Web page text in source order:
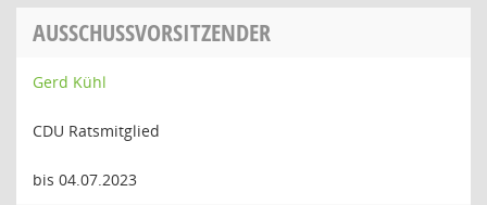
AUSSCHUSSVORSITZENDER
Gerd Kühl
CDU Ratsmitglied
bis 04.07.2023